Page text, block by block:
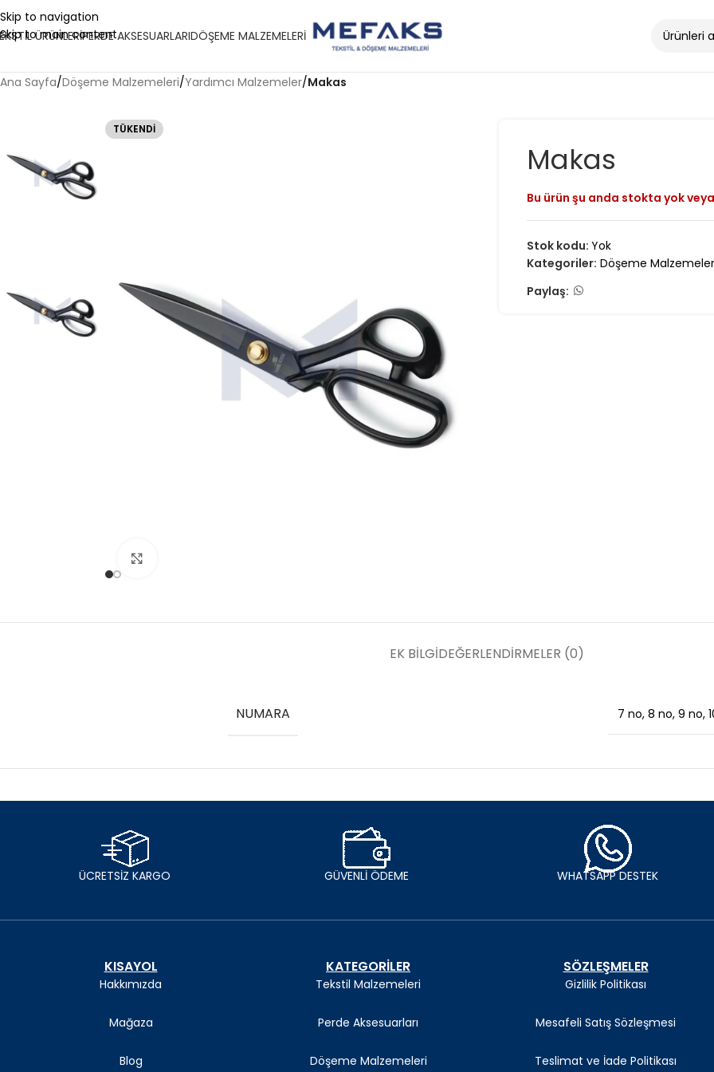
Skip to navigation
Skip to main content
ÜRÜNLERIPERDE AKSESUARLARIDÖŞEME MALZEMELERI
Ana Sayfa/Döşeme Malzemeleri/Yardımcı Malzemeler/Makas
TÜKENDI
Makas
Bu ürün şu anda stokta yok
Stok kodu: Yok
Kategoriler: Döşeme
Paylaş:
EK BILGIDEĞERLENDIRMELER (0)
NUMARA 7 no, 8 no, 9 no,
ÜCRETSİZ KARGO GÜVENLİ ÖDEME WHATSAPP DESTEK
KISAYOL
Hakkımızda
Mağaza
Blog
KATEGORİLER
Tekstil Malzemeleri
Perde Aksesuarları
Döşeme Malzemeleri
SÖZLEŞMELER
Gizlilik Politikası
Mesafeli Satış Sözleşmesi
Teslimat ve İade Politikası